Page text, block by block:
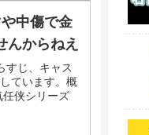
中傷で金
んからねえ
すじ、キャス
ています。概
侠シリーズ